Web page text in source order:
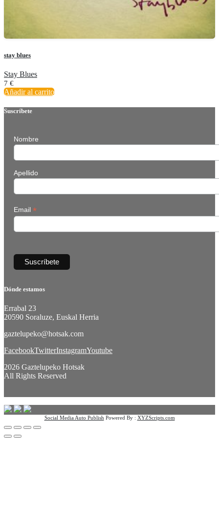
stay blues
Stay Blues
7 €
Añadir al carrito
Suscríbete
Nombre
Apellido
Email *
Dónde estamos
Errabal 23
20590 Soraluze, Euskal Herria
gaztelupeko@hotsak.com
FacebookTwitterInstagramYoutube
2026 Gaztelupeko Hotsak
All Rights Reserved
Social Media Auto Publish Powered By : XYZScripts.com